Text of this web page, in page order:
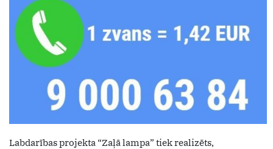
Labdarības projekta “Zaļā lampa” tiek realizēts,